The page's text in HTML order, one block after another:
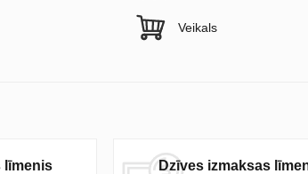
Veikals
līmenis Dzīves izmaksas